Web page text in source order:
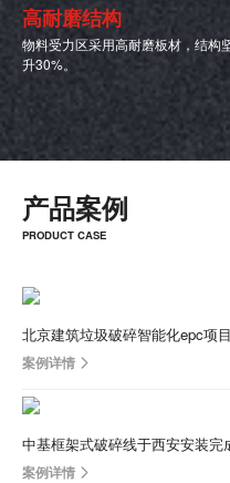
高耐磨结构
物料受力区采用高耐磨板材，结构
升30%。
产品案例
PRODUCT CASE
北京建筑垃圾破碎智能化epc项目
案例详情
中基框架式破碎线于西安安装完
案例详情